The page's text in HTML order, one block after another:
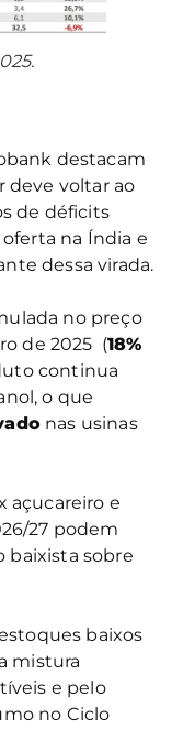
destacam
deve voltar ao
de déficits
na Índia e
dessa virada.
no preço
de 2025 (18%
continua
o que
nas usinas
açucareiro e
27 podem
baixista sobre
baixos
mistura
e pelo
no Ciclo